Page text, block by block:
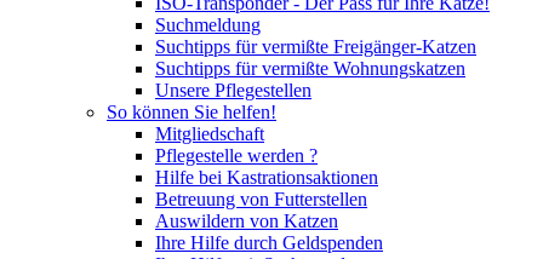
Suchmeldung
Suchtipps für vermißte Freigänger-Katzen
Suchtipps für vermißte Wohnungskatzen
Unsere Pflegestellen
So können Sie helfen!
Mitgliedschaft
Pflegestelle werden ?
Hilfe bei Kastrationsaktionen
Betreuung von Futterstellen
Auswildern von Katzen
Ihre Hilfe durch Geldspenden